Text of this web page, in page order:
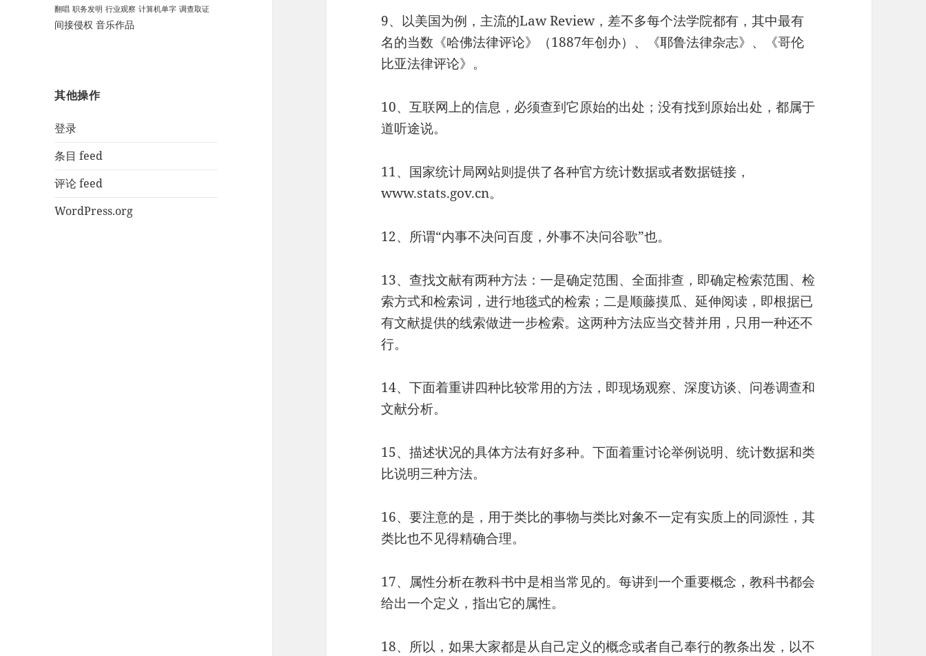
翻唱 职务发明 行业观察 计算机单字 调查取证
间接侵权 音乐作品
其他操作
登录
条目 feed
评论 feed
WordPress.org
9、以美国为例，主流的Law Review，差不多每个法学院都有，其中最有
名的当数《哈佛法律评论》（1887年创办）、《耶鲁法律杂志》、《哥伦
比亚法律评论》。
10、互联网上的信息，必须查到它原始的出处；没有找到原始出处，都属于
道听途说。
11、国家统计局网站则提供了各种官方统计数据或者数据链接，
www.stats.gov.cn。
12、所谓“内事不决问百度，外事不决问谷歌”也。
13、查找文献有两种方法：一是确定范围、全面排查，即确定检索范围、检
索方式和检索词，进行地毯式的检索；二是顺藤摸瓜、延伸阅读，即根据已
有文献提供的线索做进一步检索。这两种方法应当交替并用，只用一种还不
行。
14、下面着重讲四种比较常用的方法，即现场观察、深度访谈、问卷调查和
文献分析。
15、描述状况的具体方法有好多种。下面着重讨论举例说明、统计数据和类
比说明三种方法。
16、要注意的是，用于类比的事物与类比对象不一定有实质上的同源性，其
类比也不见得精确合理。
17、属性分析在教科书中是相当常见的。每讲到一个重要概念，教科书都会
给出一个定义，指出它的属性。
18、所以，如果大家都是从自己定义的概念或者自己奉行的教条出发，以不